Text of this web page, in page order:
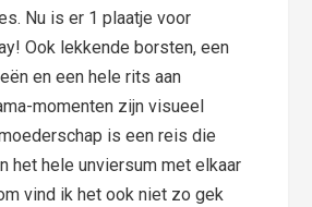
Nu is er 1 plaatje voor
Ook lekkende borsten, een
en een hele rits aan
momenten zijn visueel
is een reis die
het hele unviersum met elkaar
vind ik het ook niet zo gek